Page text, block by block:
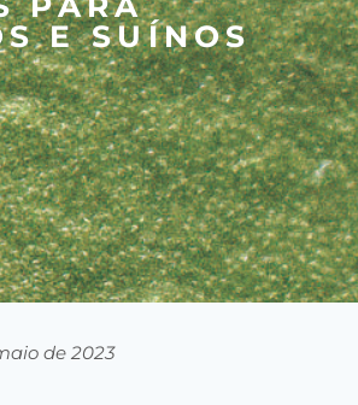
E SUÍNOS
de 2023